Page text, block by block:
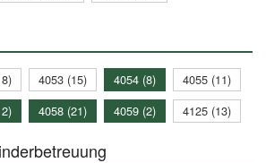
4053 (15) 4054 (8)
4055 (11)
4058 (21) 4059 (2) 4125 (13)